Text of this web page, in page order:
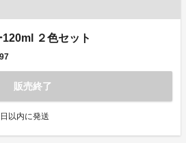
２色セット
97
販売終了
以内に発送